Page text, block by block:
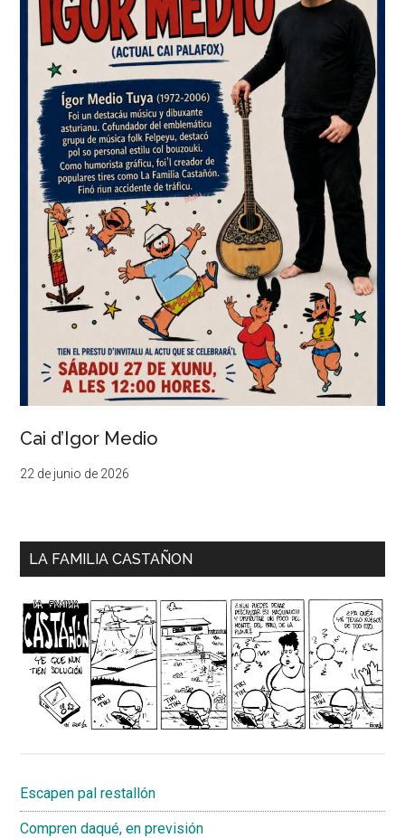
Cai d’Igor Medio
22 de junio de 2026
LA FAMILIA CASTAÑON
Escapen pal restallón
Compren daqué, en previsión